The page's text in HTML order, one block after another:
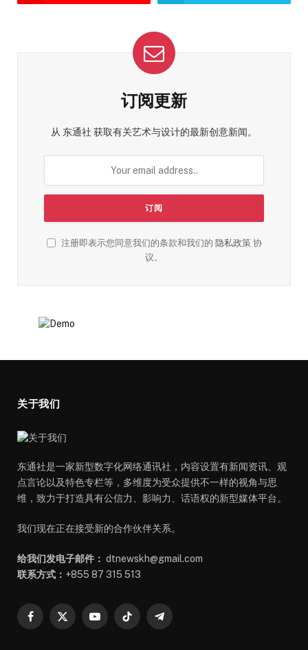
订阅更新
从 东通社 获取有关艺术与设计的最新创意新闻。
注册即表示您同意我们的条款和我们的 隐私政策协
议。
关于我们
东通社是一家新型数字化网络通讯社，内容设置有新闻资讯、观
点言论以及特色专栏等，多维度为受众提供不一样的视角与思
维，致力于打造具有公信力、影响力、话语权的新型媒体平台。
我们现在正在接受新的合作伙伴关系。
给我们发电子邮件： dtnewskh@gmail.com
联系方式： +855 87 315 513
Facebook
X
YouTubeTikTok Telegram